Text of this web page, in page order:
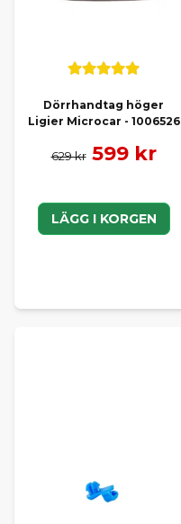
Dörrhandtag höger
Ligier Microcar - 1006526
629 kr 599 kr
LÄGG I KORGEN